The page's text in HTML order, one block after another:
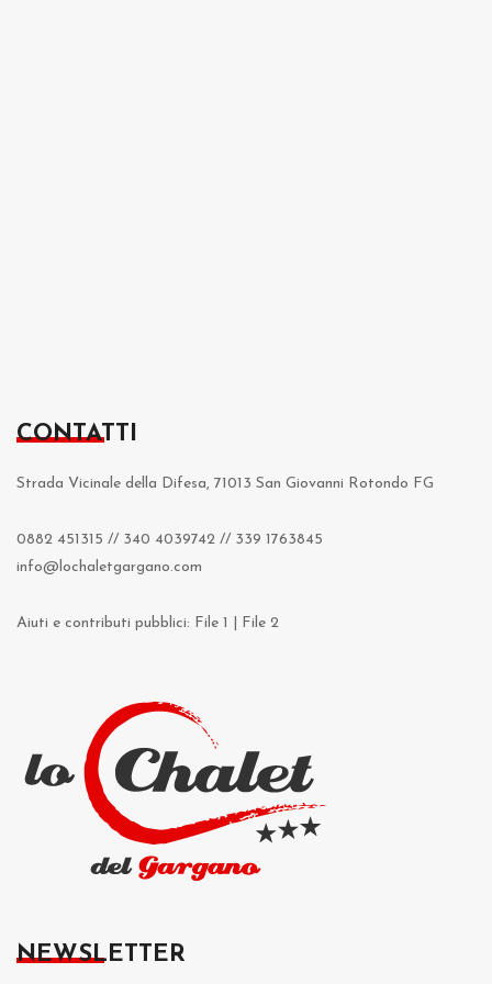
CONTATTI
Strada Vicinale della Difesa, 71013 San Giovanni Rotondo FG
0882 451315 // 340 4039742 // 339 1763845
info@lochaletgargano.com
Aiuti e contributi pubblici: File 1 File 2
NEWSLETTER